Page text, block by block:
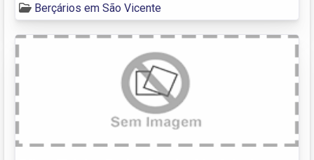
Berçários em São Vicente